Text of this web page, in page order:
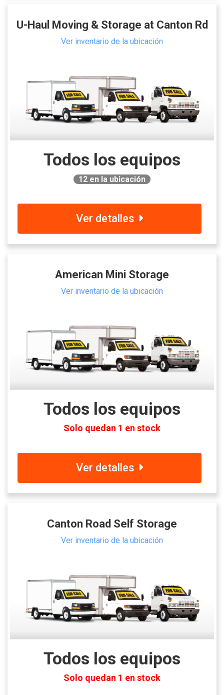
U-Haul Moving & Storage at Canton Rd
Ver inventario de la ubicación
Todos los equipos
12 en la ubicación
Ver detalles
American Mini Storage
Ver inventario de la ubicación
Todos los equipos
Solo quedan 1 en stock
Ver detalles
Canton Road Self Storage
Ver inventario de la ubicación
Todos los equipos
Solo quedan 1 en stock